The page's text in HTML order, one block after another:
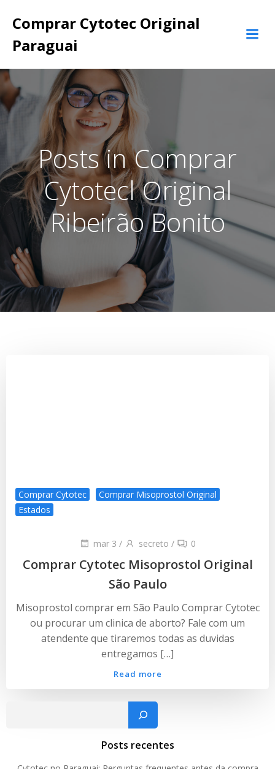
para
Comprar Cytotec Original
Paraguai
Posts in Comprar
Cytotecl Original
Ribeirão Bonito
Comprar Cytotec
Comprar Misoprostol Original
Estados
mar 3 / secreto / 0
Comprar Cytotec Misoprostol Original
São Paulo
Misoprostol comprar em São Paulo Comprar Cytotec
ou procurar um clinica de aborto? Fale com um
atendente que tiraremos todas as duvidas
entregamos […]
Read more
Pesquisar
Posts recentes